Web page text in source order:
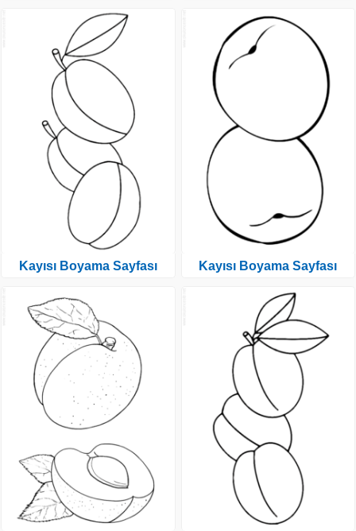
Kayısı Boyama Sayfası Kayısı Boyama Sayfası